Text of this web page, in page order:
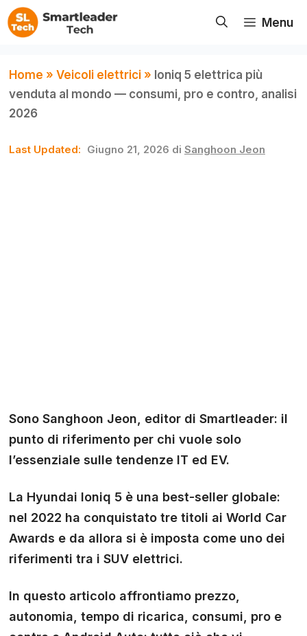
Vai
al
Menu
Home » Veicoli elettrici » Ioniq 5 elettrica più
venduta al mondo — consumi, pro e contro, analisi
2026
Giugno 21, 2026 di Sanghoon Jeon
Sono Sanghoon Jeon, editor di Smartleader: il
punto di riferimento per chi vuole solo
l’essenziale sulle tendenze IT ed EV.
La Hyundai Ioniq 5 è una best-seller globale:
nel 2022 ha conquistato tre titoli ai World Car
Awards e da allora si è imposta come uno dei
riferimenti tra i SUV elettrici.
In questo articolo affrontiamo prezzo,
autonomia, tempo di ricarica, consumi, pro e